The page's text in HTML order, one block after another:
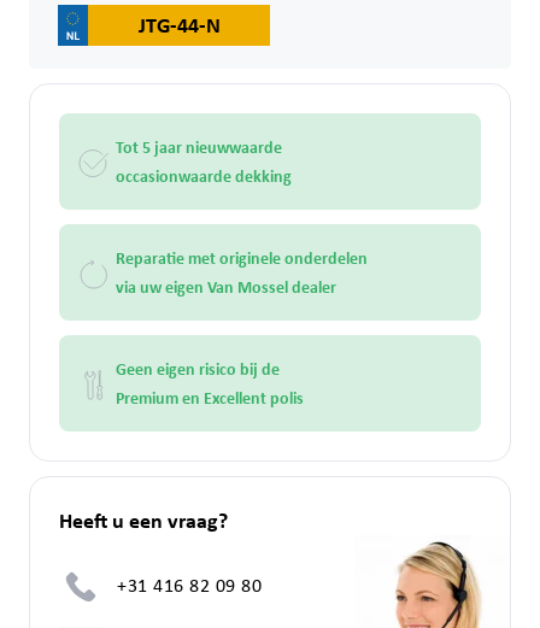
JTG-44-N
Tot 5 jaar nieuwwaarde
occasionwaarde dekking
Reparatie met originele onderdelen
via uw eigen Van Mossel dealer
Geen eigen risico bij de
Premium en Excellent polis
Heeft u een vraag?
+31 416 82 09 80